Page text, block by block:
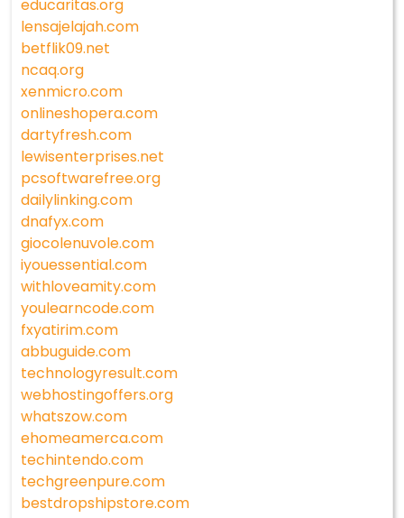
educaritas.org
lensajelajah.com
betflik09.net
ncaq.org
xenmicro.com
onlineshopera.com
dartyfresh.com
lewisenterprises.net
pcsoftwarefree.org
dailylinking.com
dnafyx.com
giocolenuvole.com
iyouessential.com
withloveamity.com
youlearncode.com
fxyatirim.com
abbuguide.com
technologyresult.com
webhostingoffers.org
whatszow.com
ehomeamerca.com
techintendo.com
techgreenpure.com
bestdropshipstore.com